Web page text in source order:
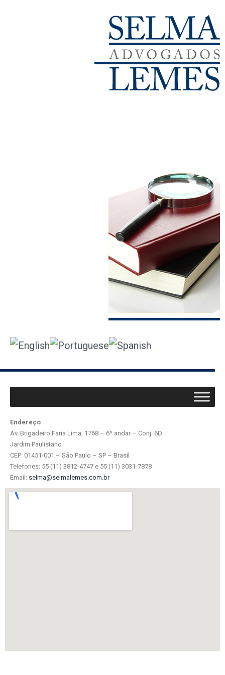
Endereço
Av. Brigadeiro Faria Lima, 1768 – 6º andar – Conj. 6D
Jardim Paulistano
CEP: 01451-001 – São Paulo – SP – Brasil
Telefones: 55 (11) 3812-4747 e 55 (11) 3031-7878
Email: selma@selmalemes.com.br